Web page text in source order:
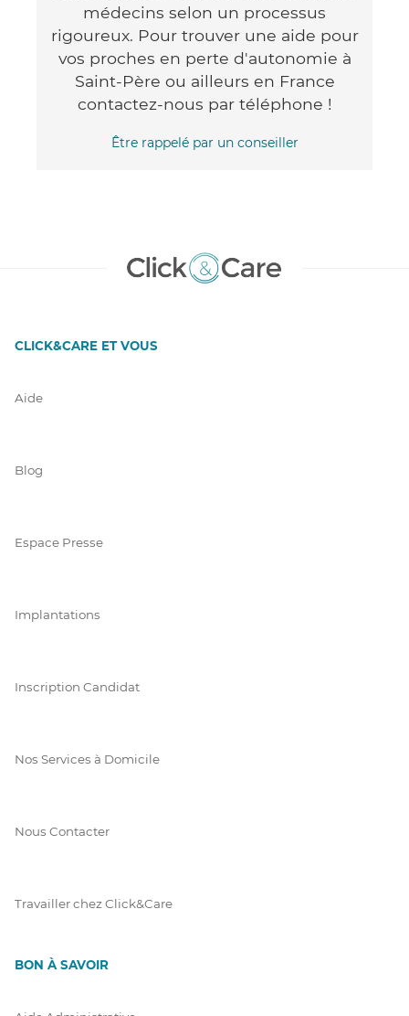
médecins selon un processus
rigoureux. Pour trouver une aide pour
vos proches en perte d'autonomie à
Saint-Père ou ailleurs en France
contactez-nous par téléphone !
Être rappelé par un conseiller
CLICK&CARE ET VOUS
Aide
Blog
Espace Presse
Implantations
Inscription Candidat
Nos Services à Domicile
Nous Contacter
Travailler chez Click&Care
BON À SAVOIR